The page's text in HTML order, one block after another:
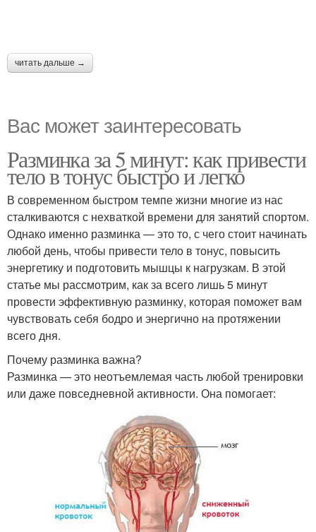
читать дальше →
Вас может заинтересовать
Разминка за 5 минут: как привести
тело в тонус быстро и легко
В современном быстром темпе жизни многие из нас
сталкиваются с нехваткой времени для занятий спортом.
Однако именно разминка — это то, с чего стоит начинать
любой день, чтобы привести тело в тонус, повысить
энергетику и подготовить мышцы к нагрузкам. В этой
статье мы рассмотрим, как за всего лишь 5 минут
провести эффективную разминку, которая поможет вам
чувствовать себя бодро и энергично на протяжении
всего дня.
Почему разминка важна?
Разминка — это неотъемлемая часть любой тренировки
или даже повседневной активности. Она помогает: